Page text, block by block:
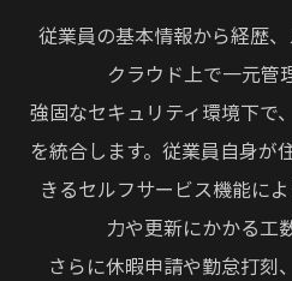
従業員の基本情報から経歴
クラウド上で一元管
強固なセキュリティ環境下で
を統合します。従業員自身が
きるセルフサービス機能に
力や更新にかかる工
さらに休暇申請や勤怠打刻